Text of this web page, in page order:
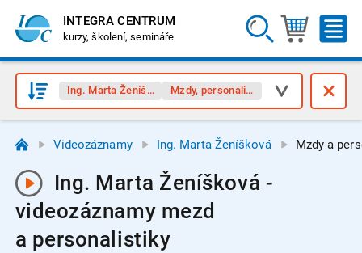
INTEGRA CENTRUM
kurzy, školení, semináře
Ing. Marta Ženíšková Mzdy, personalistika
Videozáznamy Ing. Marta Ženíšková Mzdy a
Ing. Marta Ženíšková -
videozáznamy mezd
a personalistiky